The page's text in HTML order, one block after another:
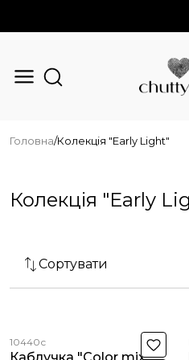
Головна/Колекція "Early Light"
Колекція "Early
Сортувати
10440с